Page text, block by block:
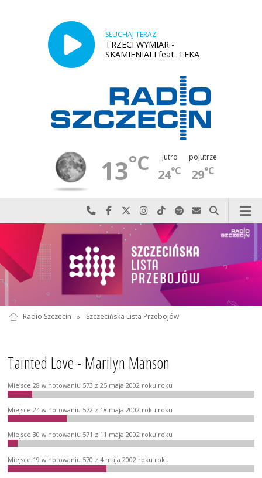
SŁUCHAJ TERAZ
TRZECI WYMIAR -
SKAMIENIALI feat. TEKA
13°C jutro
24°C
pojutrze
29°C
Najlepiej po prostu do nas zadzwoń
Odwiedź nas na Facebook-u
Odwiedź nas na X
Odwiedź nas na Instagram-ie
Odwiedź nas na TikTok-u
Szukaj nas na Spotify
Wyślij do nas
Szukaj
Radio Szczecin » Szczecińska Lista Przebojów
Tainted Love - Marilyn Manson
Miejsce 28 w notowaniu 573 z 25 maja 2002 roku roku
Miejsce 24 w notowaniu 572 z 18 maja 2002 roku roku
Miejsce 30 w notowaniu 571 z 11 maja 2002 roku roku
Miejsce 19 w notowaniu 570 z 4 maja 2002 roku roku